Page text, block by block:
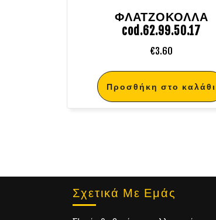
ΦΛΑΤΖΟΚΟΛΛΑ
cod.62.99.50.17
€3.60
Προσθήκη στο καλάθι
Σχετικά Με Εμάς